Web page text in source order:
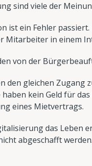
sind viele der
ist ein Fehler
Mitarbeiter in einem
von der
den gleichen Zugang
kein Geld für
eines Mietvertrags.
das Leben
abgeschafft